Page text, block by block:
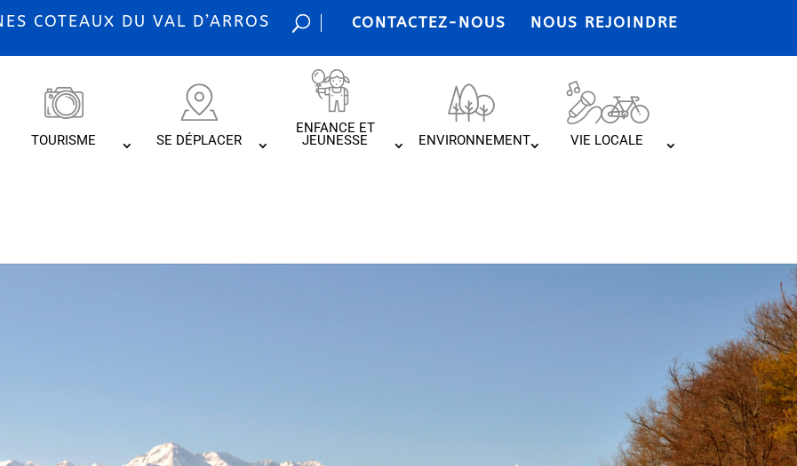
COTEAUX DU VAL D’ARROS CONTACTEZ-NOUS NOUS REJOINDRE
TOURISME SE DÉPLACER
ENFANCE ET
JEUNESSE ENVIRONNEMENT VIE LOCALE